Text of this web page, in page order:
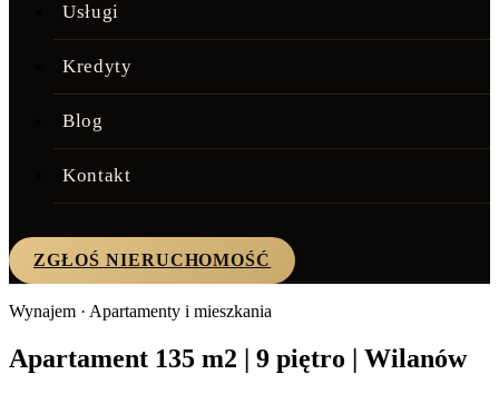
Usługi
Kredyty
Blog
Kontakt
ZGŁOŚ NIERUCHOMOŚĆ
Wynajem · Apartamenty i mieszkania
Apartament 135 m2 | 9 piętro | Wilanów